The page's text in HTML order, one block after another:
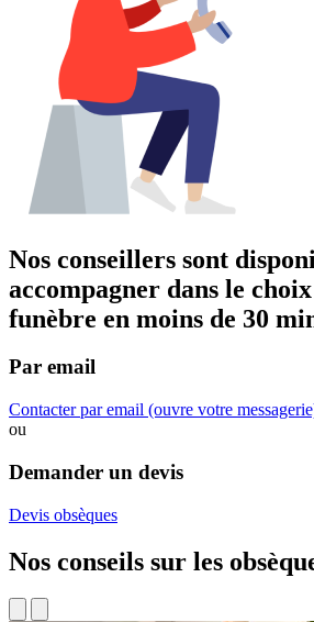
Nos conseillers sont
accompagner dans le
funèbre en moins de 30
Par email
Contacter par email (ouvre votre
ou
Demander un devis
Devis obsèques
Nos conseils sur les